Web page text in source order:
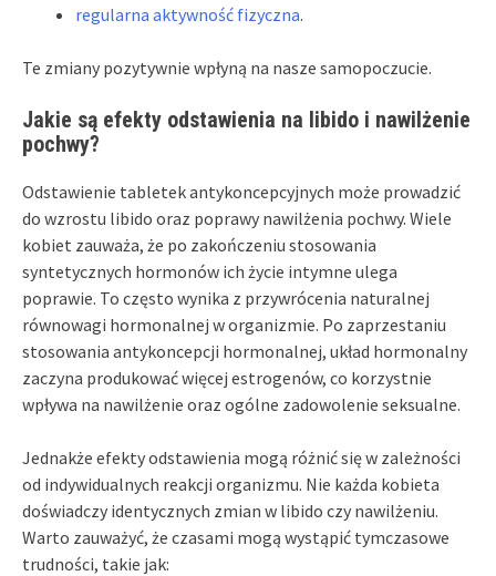
regularna aktywność fizyczna.
Te zmiany pozytywnie wpłyną na nasze samopoczucie.
Jakie są efekty odstawienia na libido i nawilżenie
pochwy?
Odstawienie tabletek antykoncepcyjnych może prowadzić
do wzrostu libido oraz poprawy nawilżenia pochwy. Wiele
kobiet zauważa, że po zakończeniu stosowania
syntetycznych hormonów ich życie intymne ulega
poprawie. To często wynika z przywrócenia naturalnej
równowagi hormonalnej w organizmie. Po zaprzestaniu
stosowania antykoncepcji hormonalnej, układ hormonalny
zaczyna produkować więcej estrogenów, co korzystnie
wpływa na nawilżenie oraz ogólne zadowolenie seksualne.
Jednakże efekty odstawienia mogą różnić się w zależności
od indywidualnych reakcji organizmu. Nie każda kobieta
doświadczy identycznych zmian w libido czy nawilżeniu.
Warto zauważyć, że czasami mogą wystąpić tymczasowe
trudności, takie jak: